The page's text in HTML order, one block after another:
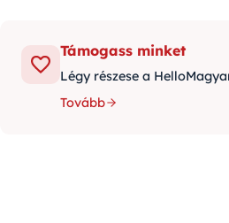
Támogass minket
Légy részese a
Tovább